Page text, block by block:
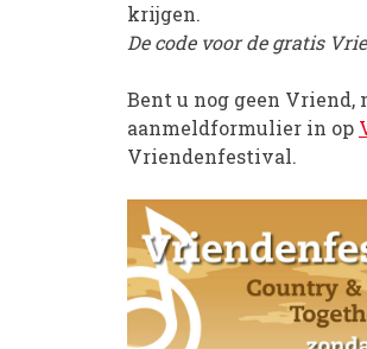
krijgen.
De code voor de gratis
Bent u nog geen
aanmeldformulier in op
Vriendenfestival.